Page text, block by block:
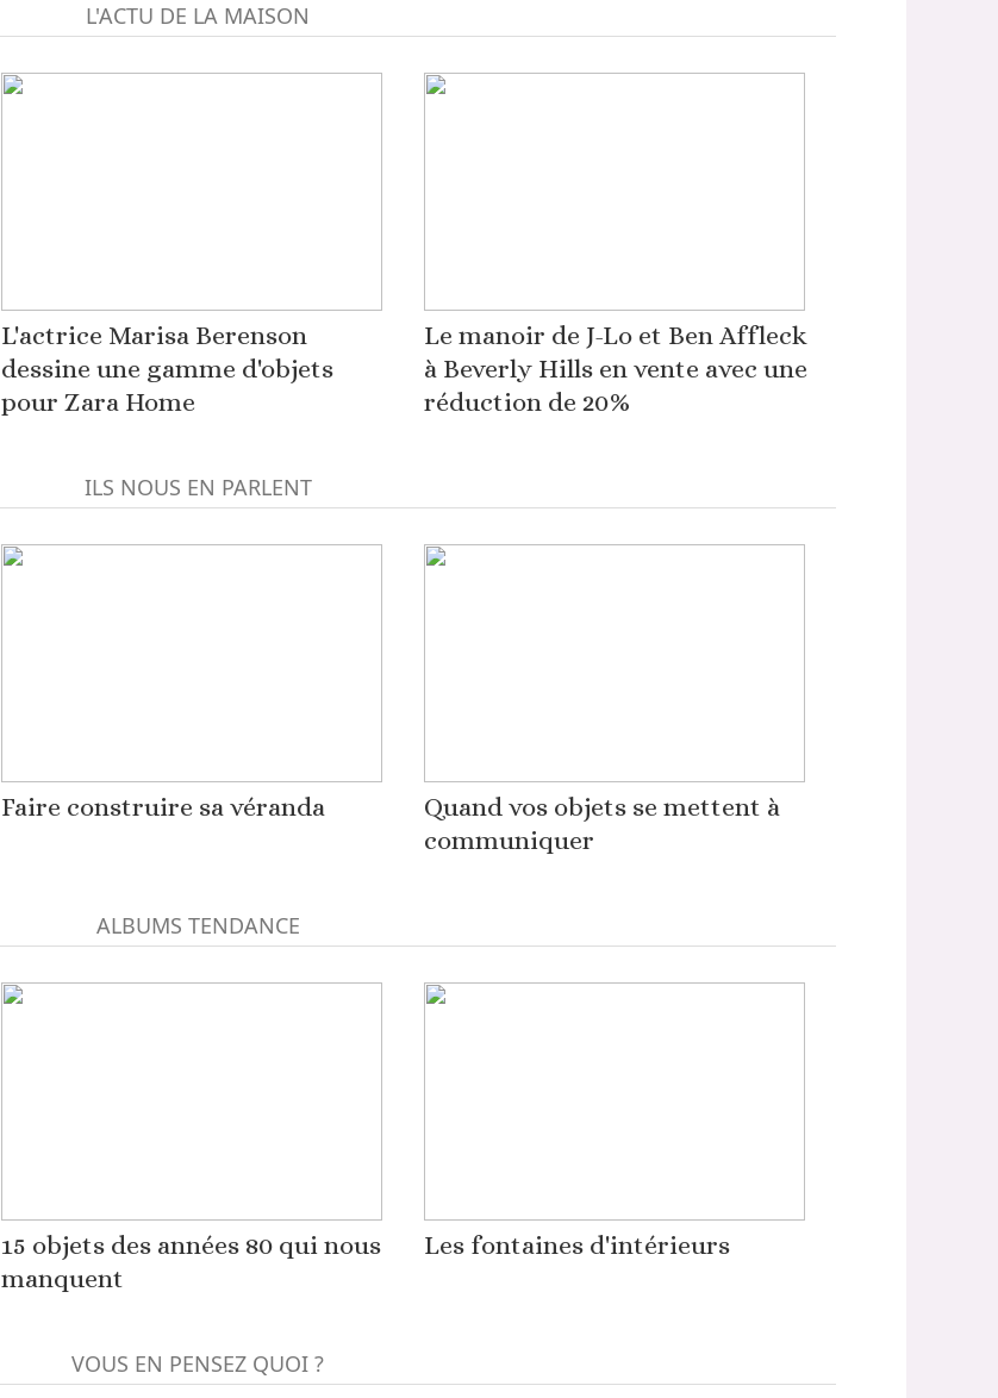
L'ACTU DE LA MAISON
L'actrice Marisa Berenson
dessine une gamme d'objets
pour Zara Home
Le manoir de J-Lo et Ben Affleck
à Beverly Hills en vente avec une
réduction de 20%
ILS NOUS EN PARLENT
Faire construire sa véranda
Quand vos objets se mettent à
communiquer
ALBUMS TENDANCE
15 objets des années 80 qui nous
manquent
Les fontaines d'intérieurs
VOUS EN PENSEZ QUOI ?